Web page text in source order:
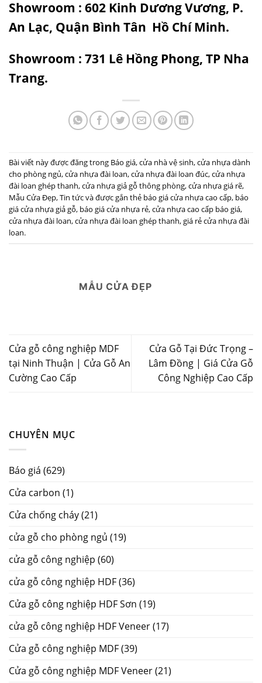
CHUYÊN MỤC
Báo giá (629)
Cửa carbon (1)
Cửa chống cháy(21)
cửa gỗ cho phòng ngủ (19)
cửa gỗ công nghiệp (60)
cửa gỗ công nghiệp HDF(36)
Cửa gỗ công nghiệp HDF Sơn (19)
cửa gỗ công nghiệp HDF Veneer(17)
Cửa gỗ công nghiệp MDF(39)
Cửa gỗ công nghiệp MDF Veneer(21)
Showroom : 602 Kinh Dương Vương, P.
An Lạc, Quận Bình Tân Hồ Chí Minh.
Showroom : 731 Lê Hồng Phong, TP Nha
Trang.
Bài viết này được đăng trong Báo giá,cửa nhà vệ sinh,cửa nhựa dành
cho phòng ngủ,cửa nhựa đài loan,cửa nhựa đài loan đúc,cửa nhựa
đài loan ghép thanh,cửa nhựa giả gỗ thông phòng,cửa nhựa giá rẽ,
Mẫu Cửa Đẹp,Tin tứcvà được gắn thẻ báo giá cửa nhựa cao cấp, báo
giá cửa nhựa giả gỗ, báo giá cửa nhựa rẻ,cửa nhựa cao cấp báo giá,
cửa nhựa đài loan,cửa nhựa đài loan ghép thanh,giá rẻ cửa nhựa đài
loan.
MẪU CỬA ĐẸP
Cửa gỗ công nghiệp MDF
tại Ninh Thuận | Cửa Gỗ An
Cường Cao Cấp
Cửa Gỗ Tại Đức Trọng –
Lâm Đồng | Giá Cửa Gỗ
Công Nghiệp Cao Cấp